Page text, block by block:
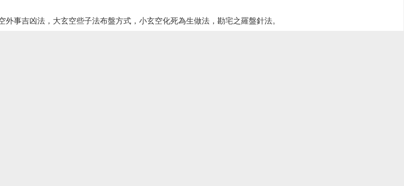
外事吉凶法，大玄空些子法布盤方式，小玄空化死為生做法，勘宅之羅盤針法。